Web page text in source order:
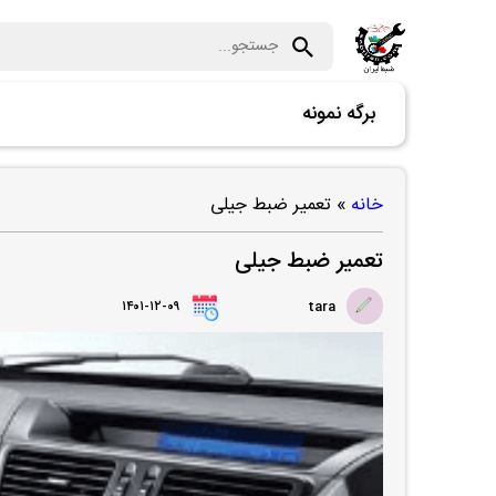
برگه نمونه
خانه » تعمیر ضبط جیلی
تعمیر ضبط جیلی
tara ۱۴۰۱-۱۲-۰۹